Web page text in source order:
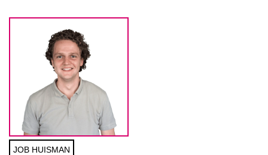
JOB HUISMAN